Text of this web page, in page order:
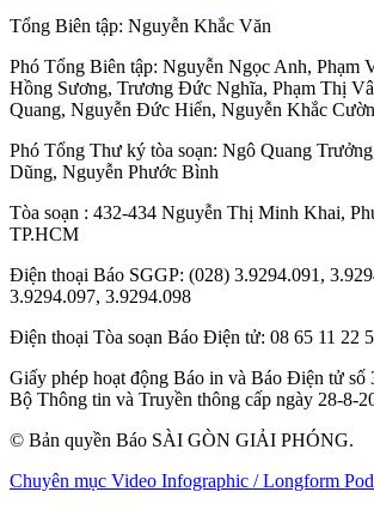
Tổng Biên tập: Nguyễn Khắc Văn
Phó Tổng Biên tập: Nguyễn Ngọc Anh, Phạm
Hồng Sương, Trương Đức Nghĩa, Phạm Thị
Quang, Nguyễn Đức Hiển, Nguyễn Khắc
Phó Tổng Thư ký tòa soạn: Ngô Quang Trưởng
Dũng, Nguyễn Phước Bình
Tòa soạn : 432-434 Nguyễn Thị Minh Khai,
TP.HCM
Điện thoại Báo SGGP: (028) 3.9294.091,
3.9294.097, 3.9294.098
Điện thoại Tòa soạn Báo Điện tử: 08 65 11 22
Giấy phép hoạt động Báo in và Báo Điện tử
Bộ Thông tin và Truyền thông cấp ngày 28-8-
© Bản quyền Báo SÀI GÒN GIẢI PHÓNG.
Chuyên mục Video Infographic / Longform